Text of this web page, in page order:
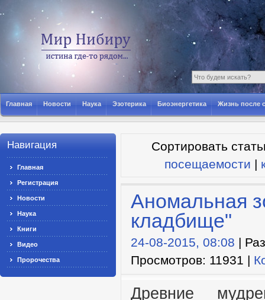
Главная Новости Наука Эзотерика Биоэнергетика Жизнь после
Навигация
Главная
Регистрация
Новости
Наука
Книги
Видео
Пророчества
Сортировать
посещаемости |
Аномальная
кладбище"
24-08-2015, 08:08 |
Просмотров: 11931 |
Древние